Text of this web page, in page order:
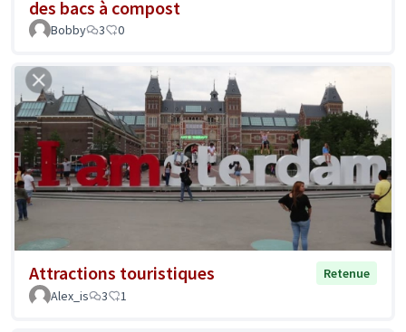
des bacs à compost
Bobby 3 0
Attractions touristiques
Retenue
Alex_is
3 1